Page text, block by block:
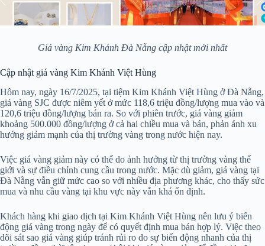
Giá vàng Kim Khánh Đà Nẵng cập nhật mới nhất
Cập nhật giá vàng Kim Khánh Việt Hùng
Hôm nay, ngày 16/7/2025, tại tiệm Kim Khánh Việt Hùng ở Đà Nẵng,
giá vàng SJC được niêm yết ở mức 118,6 triệu đồng/lượng mua vào và
120,6 triệu đồng/lượng bán ra. So với phiên trước, giá vàng giảm
khoảng 500.000 đồng/lượng ở cả hai chiều mua và bán, phản ánh xu
hướng giảm mạnh của thị trường vàng trong nước hiện nay.
Việc giá vàng giảm này có thể do ảnh hưởng từ thị trường vàng thế
giới và sự điều chỉnh cung cầu trong nước. Mặc dù giảm, giá vàng tại
Đà Nẵng vẫn giữ mức cao so với nhiều địa phương khác, cho thấy sức
mua và nhu cầu vàng tại khu vực này vẫn khá ổn định.
Khách hàng khi giao dịch tại Kim Khánh Việt Hùng nên lưu ý biến
động giá vàng trong ngày để có quyết định mua bán hợp lý. Việc theo
dõi sát sao giá vàng giúp tránh rủi ro do sự biến động nhanh của thị